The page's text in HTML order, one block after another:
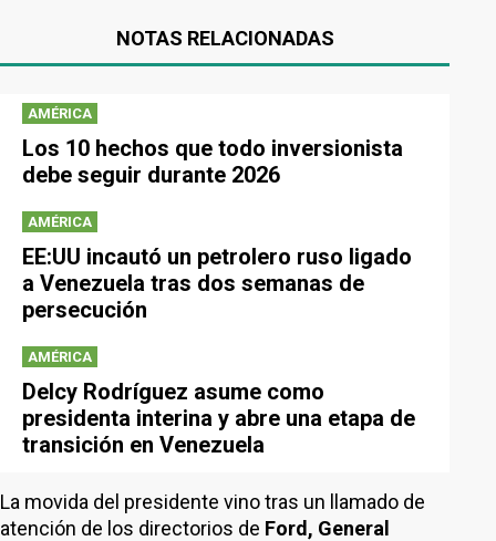
NOTAS RELACIONADAS
AMÉRICA
Los 10 hechos que todo inversionista
debe seguir durante 2026
AMÉRICA
EE:UU incautó un petrolero ruso ligado
a Venezuela tras dos semanas de
persecución
AMÉRICA
Delcy Rodríguez asume como
presidenta interina y abre una etapa de
transición en Venezuela
La movida del presidente vino tras un llamado de
atención de los directorios de Ford, General